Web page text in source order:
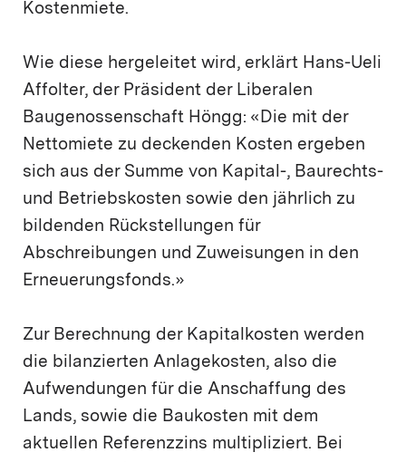
Kostenmiete.
Wie diese hergeleitet wird, erklärt Hans-Ueli
Affolter, der Präsident der Liberalen
Baugenossenschaft Höngg: «Die mit der
Nettomiete zu deckenden Kosten ergeben
sich aus der Summe von Kapital-, Baurechts-
und Betriebskosten sowie den jährlich zu
bildenden Rückstellungen für
Abschreibungen und Zuweisungen in den
Erneuerungsfonds.»
Zur Berechnung der Kapitalkosten werden
die bilanzierten Anlagekosten, also die
Aufwendungen für die Anschaffung des
Lands, sowie die Baukosten mit dem
aktuellen Referenzzins multipliziert. Bei